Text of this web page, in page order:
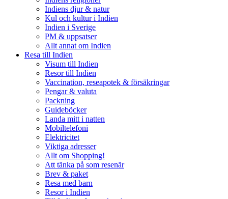
Indiens djur & natur
Kul och kultur i Indien
Indien i Sverige
PM & uppsatser
Allt annat om Indien
Resa till Indien
Visum till Indien
Resor till Indien
Vaccination, reseapotek & försäkringar
Pengar & valuta
Packning
Guideböcker
Landa mitt i natten
Mobiltelefoni
Elektricitet
Viktiga adresser
Allt om Shopping!
Att tänka på som resenär
Brev & paket
Resa med barn
Resor i Indien